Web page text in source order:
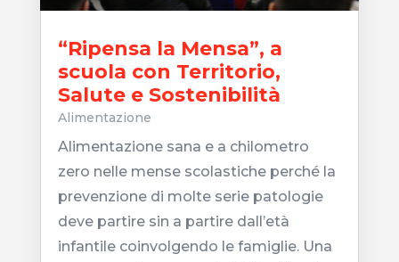
“Ripensa la Mensa”, a
scuola con Territorio,
Salute e Sostenibilità
Alimentazione
Alimentazione sana e a chilometro
zero nelle mense scolastiche perché la
prevenzione di molte serie patologie
deve partire sin a partire dall’età
infantile coinvolgendo le famiglie. Una